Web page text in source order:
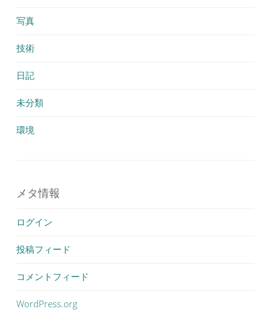
写真
技術
日記
未分類
環境
メタ情報
ログイン
投稿フィード
コメントフィード
WordPress.org